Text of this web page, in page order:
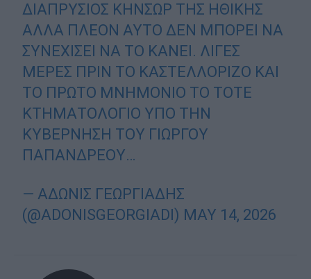
ΔΙΑΠΡΎΣΙΟΣ ΚΉΝΣΩΡ ΤΗΣ ΗΘΙΚΉΣ
ΑΛΛΆ ΠΛΈΟΝ ΑΥΤΌ ΔΕΝ ΜΠΟΡΕΊ ΝΑ
ΣΥΝΕΧΊΣΕΙ ΝΑ ΤΟ ΚΆΝΕΙ. ΛΊΓΕΣ
ΜΈΡΕΣ ΠΡΙΝ ΤΟ ΚΑΣΤΕΛΛΌΡΙΖΟ ΚΑΙ
ΤΟ ΠΡΏΤΟ ΜΝΗΜΌΝΙΟ ΤΟ ΤΌΤΕ
ΚΤΗΜΑΤΟΛΌΓΙΟ ΥΠΌ ΤΗΝ
ΚΥΒΈΡΝΗΣΗ ΤΟΥ ΓΙΏΡΓΟΥ
ΠΑΠΑΝΔΡΈΟΥ…
— ΆΔΩΝΙΣ ΓΕΩΡΓΙΆΔΗΣ
(@ADONISGEORGIADI) MAY 14, 2026